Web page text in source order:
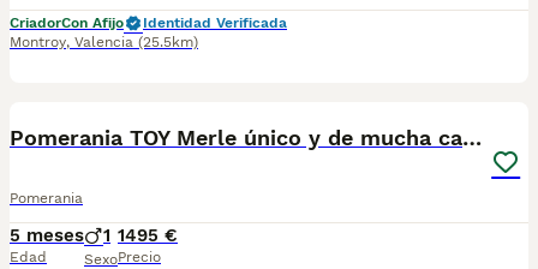
CriadorCon Afijo
Identidad Verificada
Montroy, Valencia (25.5km)
Pomerania TOY Merle único y de mucha calidad
Pomerania
5 meses
Edad
1
Sexo
1495 €
Precio